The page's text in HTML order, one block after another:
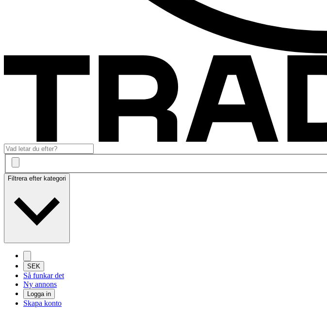
Filtrera efter kategori
SEK
Så funkar det
Ny annons
Logga in
Skapa konto